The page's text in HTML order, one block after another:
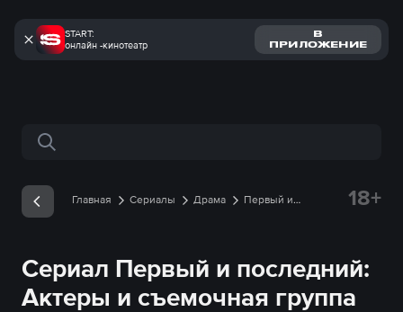
START:
онлайн -кинотеатр
В
ПРИЛОЖЕНИЕ
Поиск по сайту
Главная Сериалы Драма
Первый и
18+
Сериал Первый и последний:
Актеры и съемочная группа